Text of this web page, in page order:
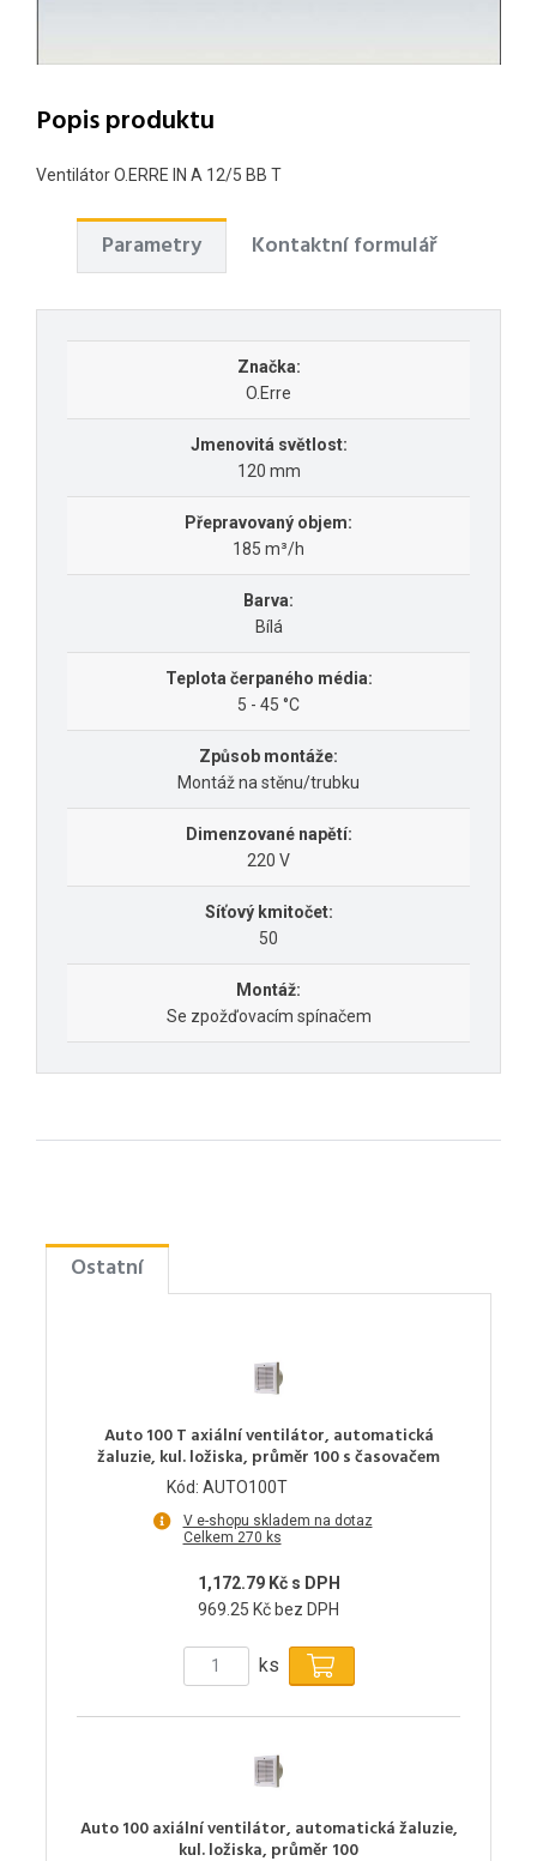
Popis produktu
Ventilátor O.ERRE IN A 12/5 BB T
Parametry Kontaktní formulář
Značka:
O.Erre
Jmenovitá světlost:
120 mm
Přepravovaný objem:
185 m³/h
Barva:
Bílá
Teplota čerpaného média:
5 - 45 °C
Způsob montáže:
Montáž na stěnu/trubku
Dimenzované napětí:
220 V
Síťový kmitočet:
50
Montáž:
Se zpožďovacím spínačem
Ostatní
Auto 100 T axiální ventilátor, automatická
žaluzie, kul. ložiska, průměr 100 s časovačem
Kód: AUTO100T
V e-shopu skladem na dotaz
Celkem 270 ks
1,172.79 Kč s DPH
969.25 Kč bez DPH
ks
Auto 100 axiální ventilátor, automatická žaluzie,
kul. ložiska, průměr 100